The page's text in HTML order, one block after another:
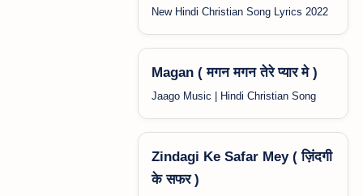
New Hindi Christian Song Lyrics 2022
Magan ( मगन मगन तेरे प्यार मे )
Jaago Music | Hindi Christian Song
Zindagi Ke Safar Mey ( ज़िंदगी
के सफर )